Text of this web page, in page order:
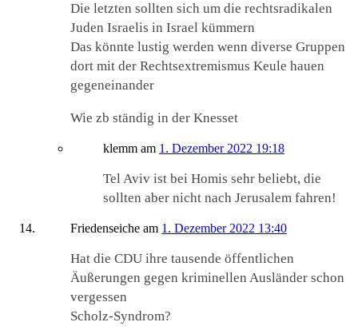
Die letzten sollten sich um die rechtsradikalen
Juden Israelis in Israel kümmern
Das könnte lustig werden wenn diverse Gruppen
dort mit der Rechtsextremismus Keule hauen
gegeneinander
Wie zb ständig in der Knesset
klemm am 1. Dezember 2022 19:18
Tel Aviv ist bei Homis sehr beliebt, die
sollten aber nicht nach Jerusalem fahren!
Friedenseiche am 1. Dezember 2022 13:40
Hat die CDU ihre tausende öffentlichen
Äußerungen gegen kriminellen Ausländer schon
vergessen
Scholz-Syndrom?